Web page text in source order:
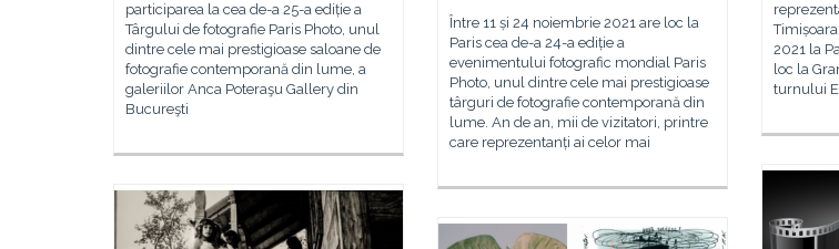
participarea la cea de-a 25-a ediție a
Târgului de fotografie Paris Photo, unul
dintre cele mai prestigioase saloane de
fotografie contemporană din lume, a
galeriilor Anca Poteraşu Gallery din
Bucureşti
2021 la
loc la
turnului
Între 11 și 24 noiembrie 2021 are loc la
Paris cea de-a 24-a ediție a
evenimentului fotografic mondial Paris
Photo, unul dintre cele mai prestigioase
târguri de fotografie contemporană din
lume. An de an, mii de vizitatori, printre
care reprezentanți ai celor mai